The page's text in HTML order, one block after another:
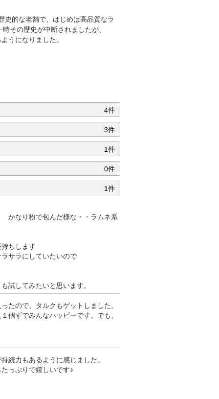
史的な老舗で、はじめは高品質なラ
その歴史が中断されましたが、
うになりました。
4件
3件
1件
0件
1件
かなり粉で包んだ様な・・ラムネ系
ちします
ラサラにしていたいので
試してみたいと思います。
たので、タルクもゲットしました。
個ずでみんなハッピーです。でも、
続力もあるように感じました。
っぷりで嬉しいです♪